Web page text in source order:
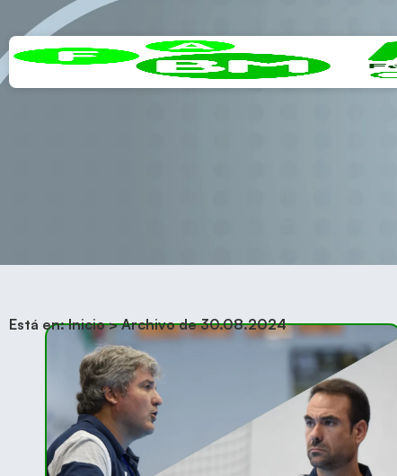
Está en:Inicio>Archivo de 30.08.2024